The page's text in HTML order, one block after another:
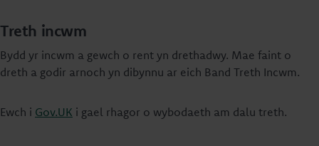
Treth incwm
Bydd yr incwm a gewch o rent yn drethadwy. Mae faint o
dreth a godir arnoch yn dibynnu ar eich Band Treth Incwm.
Ewch i Gov.UK i gael rhagor o wybodaeth am dalu treth.